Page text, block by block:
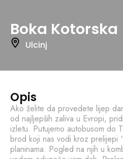
Boka Kotorska
Ulcinj
Opis
Ako želite da provedete lijep
od najljepših zaliva u Evropi,
izletu. Putujemo autobusom do
brod koji nas vodi kroz prelijepi
planinama. Pogled na njih u